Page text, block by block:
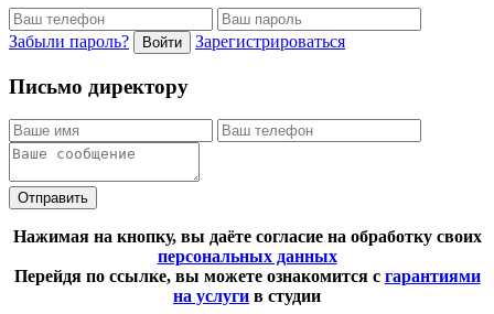
Забыли пароль? Войти Зарегистрироваться
Письмо директору
Отправить
Нажимая на кнопку, вы даёте согласие на обработку своих
персональных данных
Перейдя по ссылке, вы можете ознакомится с гарантиями
на услуги в студии